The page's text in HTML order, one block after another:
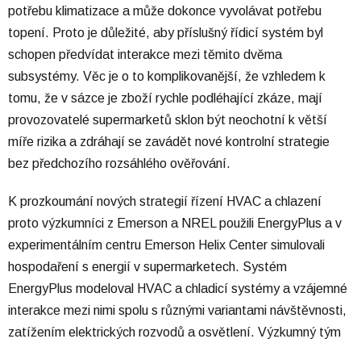
potřebu klimatizace a může dokonce vyvolávat potřebu
topení. Proto je důležité, aby příslušný řídicí systém byl
schopen předvídat interakce mezi těmito dvěma
subsystémy. Věc je o to komplikovanější, že vzhledem k
tomu, že v sázce je zboží rychle podléhající zkáze, mají
provozovatelé supermarketů sklon být neochotní k větší
míře rizika a zdráhají se zavádět nové kontrolní strategie
bez předchozího rozsáhlého ověřování.
K prozkoumání nových strategií řízení HVAC a chlazení
proto výzkumníci z Emerson a NREL použili EnergyPlus a v
experimentálním centru Emerson Helix Center simulovali
hospodaření s energií v supermarketech. Systém
EnergyPlus modeloval HVAC a chladicí systémy a vzájemné
interakce mezi nimi spolu s různými variantami návštěvnosti,
zatížením elektrických rozvodů a osvětlení. Výzkumný tým